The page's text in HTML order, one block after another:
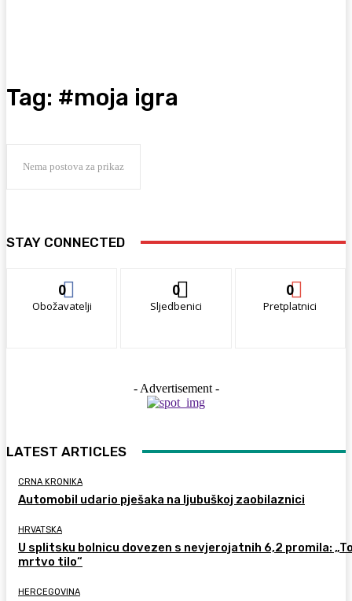
Tag: #moja igra
Nema postova za prikaz
STAY CONNECTED
0
Obožavatelji
0
Sljedbenici
0
Pretplatnici
- Advertisement -
LATEST ARTICLES
CRNA KRONIKA
Automobil udario pješaka na ljubuškoj zaobilaznici
HRVATSKA
U splitsku bolnicu dovezen s nevjerojatnih 6,2 promila:
mrtvo tilo“
HERCEGOVINA